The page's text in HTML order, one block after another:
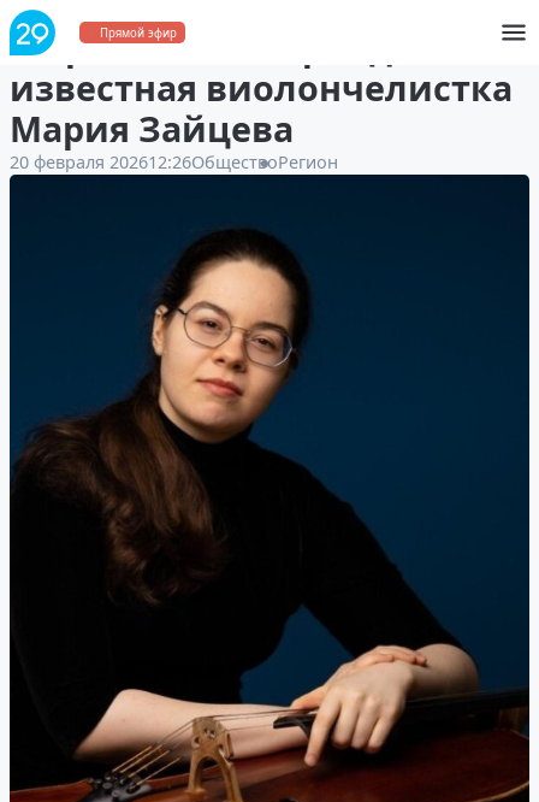
Прямой эфир
В Архангельск приедет
известная виолончелистка
Мария Зайцева
20 февраля 202612:26ОбществоРегион